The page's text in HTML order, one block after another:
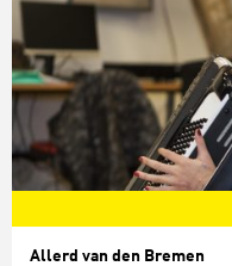
Allerd van den Bremen